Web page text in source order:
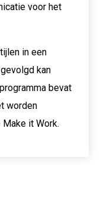
voor het
in een
kan
bevat
worden
Make it Work.